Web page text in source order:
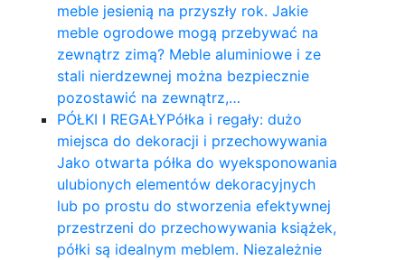
meble jesienią na przyszły rok. Jakie
meble ogrodowe mogą przebywać na
zewnątrz zimą? Meble aluminiowe i ze
stali nierdzewnej można bezpiecznie
pozostawić na zewnątrz,…
PÓŁKI I REGAŁYPółka i regały: dużo
miejsca do dekoracji i przechowywania
Jako otwarta półka do wyeksponowania
ulubionych elementów dekoracyjnych
lub po prostu do stworzenia efektywnej
przestrzeni do przechowywania książek,
półki są idealnym meblem. Niezależnie